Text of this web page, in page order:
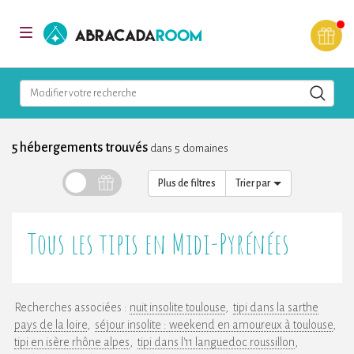
Toggle
AbracadaRoom
Modifier votre recherche
5 hébergements trouvés dans 5 domaines
Plus de filtres
Tous les tipis en Midi-Pyrénées
Recherches associées : nuit insolite toulouse
tipi dans la sarthe
pays de la loire
séjour insolite : weekend en amoureux à toulouse
tipi en isère rhône alpes
tipi dans l'11 languedoc roussillon